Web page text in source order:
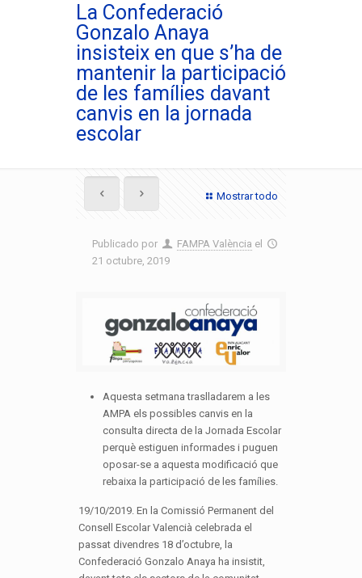
La Confederació
Gonzalo Anaya
insisteix en que s’ha de
mantenir la participació
de les famílies davant
canvis en la jornada
escolar
Mostrar todo
Publicado por FAMPA València el
21 octubre, 2019
Aquesta setmana traslladarem a les
AMPA els possibles canvis en la
consulta directa de la Jornada Escolar
perquè estiguen informades i puguen
oposar-se a aquesta modificació que
rebaixa la participació de les famílies.
19/10/2019. En la Comissió Permanent del
Consell Escolar Valencià celebrada el
passat divendres 18 d’octubre, la
Confederació Gonzalo Anaya ha insistit,